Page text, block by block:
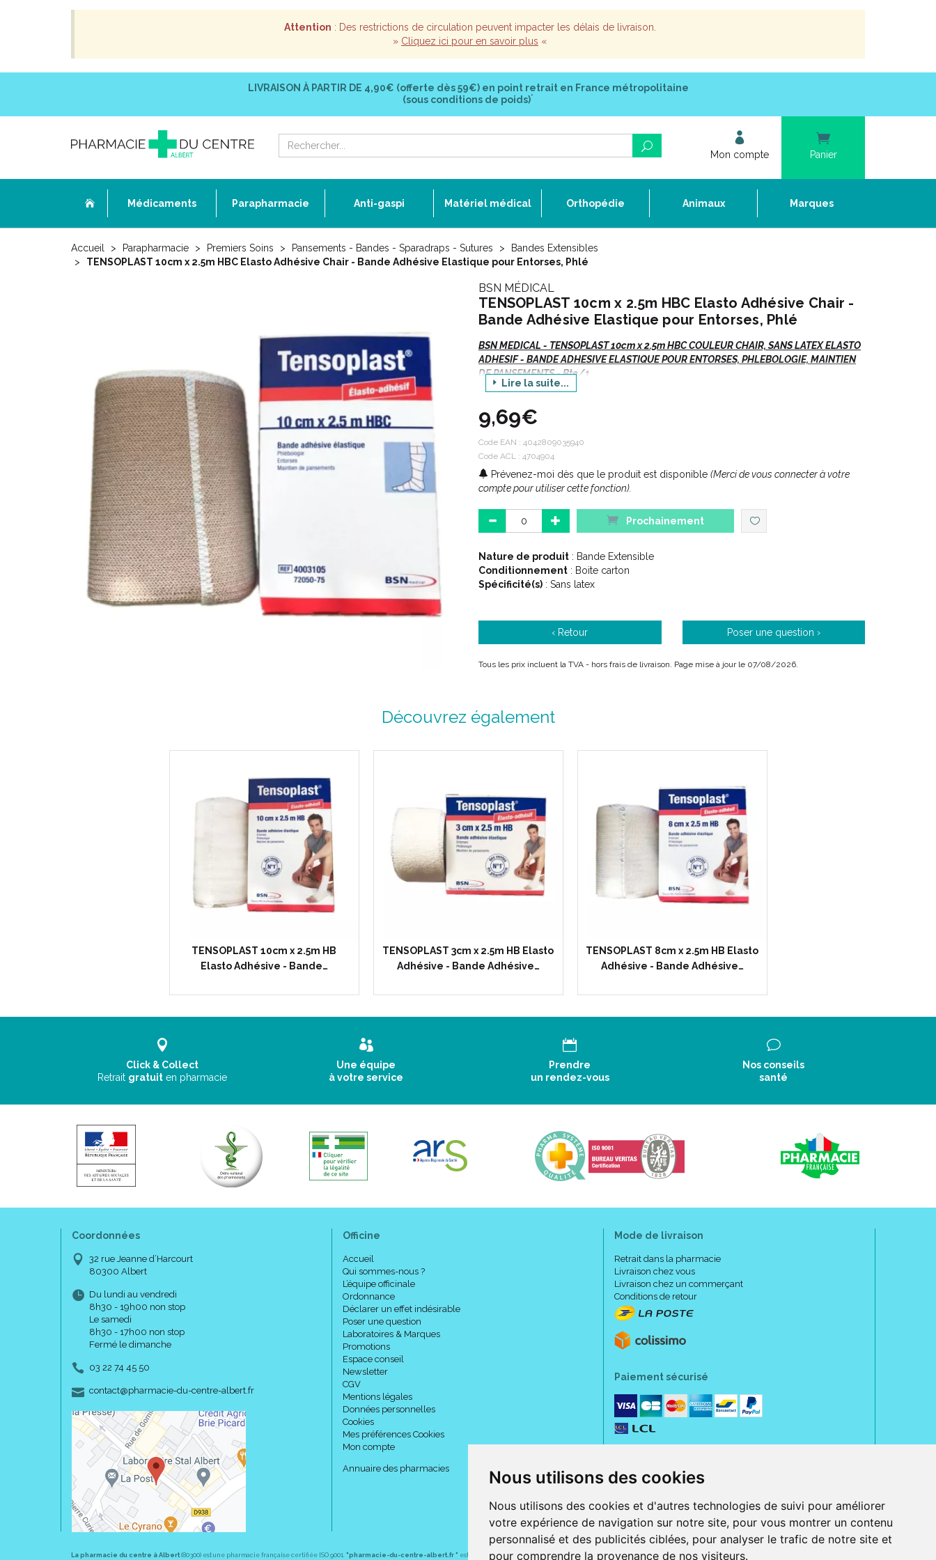
Nous utilisons des cookies
Nous utilisons des cookies et d'autres technologies de suivi pour améliorer
votre expérience de navigation sur notre site, pour vous montrer un contenu
personnalisé et des publicités ciblées, pour analyser le trafic de notre site et
pour comprendre la provenance de nos visiteurs.
Attention : Des restrictions de circulation peuvent impacter les délais de livraison.
» Cliquez ici pour en savoir plus «
LIVRAISON À PARTIR DE 4,90€ (offerte dès 59€) en point retrait en France métropolitaine
(sous conditions de poids)*
Mon compte Panier
Médicaments Parapharmacie Anti-gaspi Matériel médical Orthopédie Animaux Marques
Accueil Parapharmacie Premiers Soins Pansements - Bandes - Sparadraps - Sutures
Bandes Extensibles
TENSOPLAST 10cm x 2.5m HBC Elasto Adhésive Chair - Bande Adhésive Elastique pour Entorses, Phlé
BSN MÉDICAL
TENSOPLAST 10cm x 2.5m HBC Elasto Adhésive Chair -
Bande Adhésive Elastique pour Entorses, Phlé
BSN MEDICAL - TENSOPLAST 10cm x 2.5m HBC COULEUR CHAIR, SANS LATEX ELASTO
ADHESIF - BANDE ADHESIVE ELASTIQUE POUR ENTORSES, PHLEBOLOGIE, MAINTIEN
DE PANSEMENTS - Bte/1
Couleur CHAIR.
Indications :
tendineuse, musculaire et ligamentaire.
Compression en traumatologie musculaire.
Traitement élasto-compressif en phlébologie.
Bénéficiant du savoir-faire et de la formule originale des laboratoires Fisch,
Grâce à Tensoplast, BSN MEDICAL est fournisseur et partenaire des équipes
médicales de nombreuses fédérations sportives et d' associations de professionnels
de santé du sport.
Grâce à ses caractéristiques uniques, Tensoplast assure une excellente qualité de
contention en :
Traumatologie du sport :
contentions adhésives souples en préventif et traitement
curatif des pathologies articulaires, tendineuses, musculaires et ligamentaires.
Caractéristiques :
Longueur de la bande : 2.5 m.
Largeur de la bande : 10 cm.
Masse adhésive sans latex.
100 % coton : excellente tolérance.
Adhésivité immédiate et prolongée.
Effet de rappel élastique.
Grande résistance aux contraintes de force.
Élément protecteur gaufré : contrôle de la tension lors de la pose.
Aérée par stries ; évite la macération.
Ne pas utiliser en tension maximale lorsqu' une circulaire est faite sur un membre.
En cas d' engourdissement ou de sensation douloureuse, ôter la bande puis
refaire le montage moins serré.
Demander conseil à votre médecin si la douleur persiste.
Code ACL : 4704904
Code EAN : 4042809035940
Lire la suite...
9,69€
Code EAN : 4042809035940
Code ACL : 4704904
Prévenez-moi dès que le produit est disponible (Merci de vous connecter à votre
compte pour utiliser cette fonction).
Prochainement
Nature de produit : Bande Extensible
Conditionnement : Boite carton
Spécificité(s) : Sans latex
‹ Retour Poser une question ›
Tous les prix incluent la TVA - hors frais de livraison. Page mise à jour le 07/08/2026.
Découvrez également
TENSOPLAST 10cm x 2.5m HB
Elasto Adhésive - Bande…
TENSOPLAST 3cm x 2.5m HB Elasto
Adhésive - Bande Adhésive…
TENSOPLAST 8cm x 2.5m HB Elasto
Adhésive - Bande Adhésive…
Click & Collect
Retrait gratuit en pharmacie
Une équipe
à votre service
Prendre
un rendez-vous
Nos conseils
santé
Coordonnées
32 rue Jeanne d’Harcourt
80300 Albert
Du lundi au vendredi
8h30 - 19h00 non stop
Le samedi
8h30 - 17h00 non stop
Fermé le dimanche
03 22 74 45 50
contact-
@-
pharmacie-du-centre-albert.fr
Officine
Accueil
Qui sommes-nous ?
L’équipe officinale
Ordonnance
Déclarer un effet indésirable
Poser une question
Laboratoires & Marques
Promotions
Espace conseil
Newsletter
CGV
Mentions légales
Données personnelles
Cookies
Mes préférences Cookies
Mon compte
Annuaire des pharmacies
Mode de livraison
Retrait dans la pharmacie
Livraison chez vous
Livraison chez un commerçant
Conditions de retour
Paiement sécurisé
La pharmacie du centre à Albert(80300) est une pharmacie française certifiée ISO 9001. "pharmacie-du-centre-albert.fr " est le site internet de l a pharmacie du centre, 32 rue Jeanne d' Harcourt, 80300 Albert.